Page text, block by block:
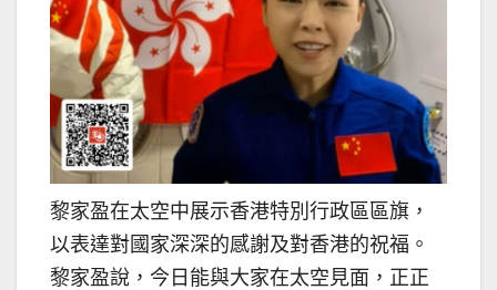
黎家盈在太空中展示香港特別行政區區旗，
以表達對國家深深的感謝及對香港的祝福。
黎家盈說，今日能與大家在太空見面，正正